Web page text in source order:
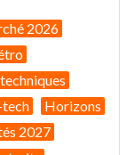
2026
Horizons
2027